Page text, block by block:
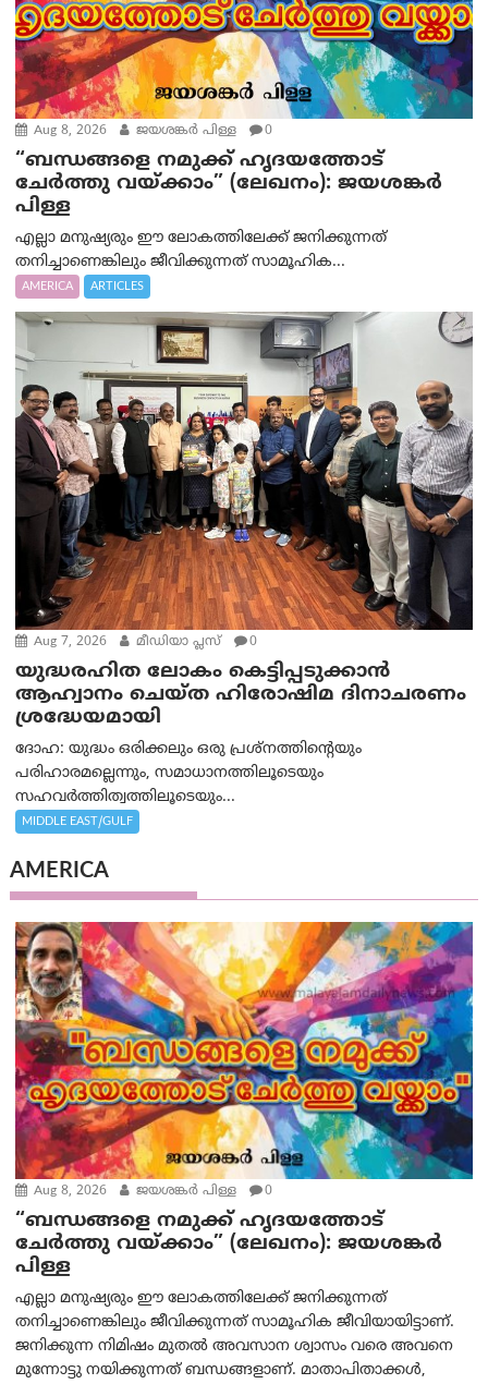
Aug 8, 2026 ജയശങ്കര്‍ പിള്ള 0
“ബന്ധങ്ങളെ നമുക്ക് ഹൃദയത്തോട്
ചേർത്തു വയ്ക്കാം” (ലേഖനം): ജയശങ്കര്‍
പിള്ള
എല്ലാ മനുഷ്യരും ഈ ലോകത്തിലേക്ക് ജനിക്കുന്നത്
തനിച്ചാണെങ്കിലും ജീവിക്കുന്നത് സാമൂഹിക...
AMERICA ARTICLES
Aug 7, 2026 മീഡിയാ പ്ലസ് 0
യുദ്ധരഹിത ലോകം കെട്ടിപ്പടുക്കാന്‍
ആഹ്വാനം ചെയ്ത ഹിരോഷിമ ദിനാചരണം
ശ്രദ്ധേയമായി
ദോഹ: യുദ്ധം ഒരിക്കലും ഒരു പ്രശ്‌നത്തിന്റെയും
പരിഹാരമല്ലെന്നും, സമാധാനത്തിലൂടെയും
സഹവര്‍ത്തിത്വത്തിലൂടെയും...
MIDDLE EAST/GULF
AMERICA
Aug 8, 2026 ജയശങ്കര്‍ പിള്ള 0
“ബന്ധങ്ങളെ നമുക്ക് ഹൃദയത്തോട്
ചേർത്തു വയ്ക്കാം” (ലേഖനം): ജയശങ്കര്‍
പിള്ള
എല്ലാ മനുഷ്യരും ഈ ലോകത്തിലേക്ക് ജനിക്കുന്നത്
തനിച്ചാണെങ്കിലും ജീവിക്കുന്നത് സാമൂഹിക ജീവിയായിട്ടാണ്.
ജനിക്കുന്ന നിമിഷം മുതൽ അവസാന ശ്വാസം വരെ അവനെ
മുന്നോട്ടു നയിക്കുന്നത് ബന്ധങ്ങളാണ്. മാതാപിതാക്കൾ,